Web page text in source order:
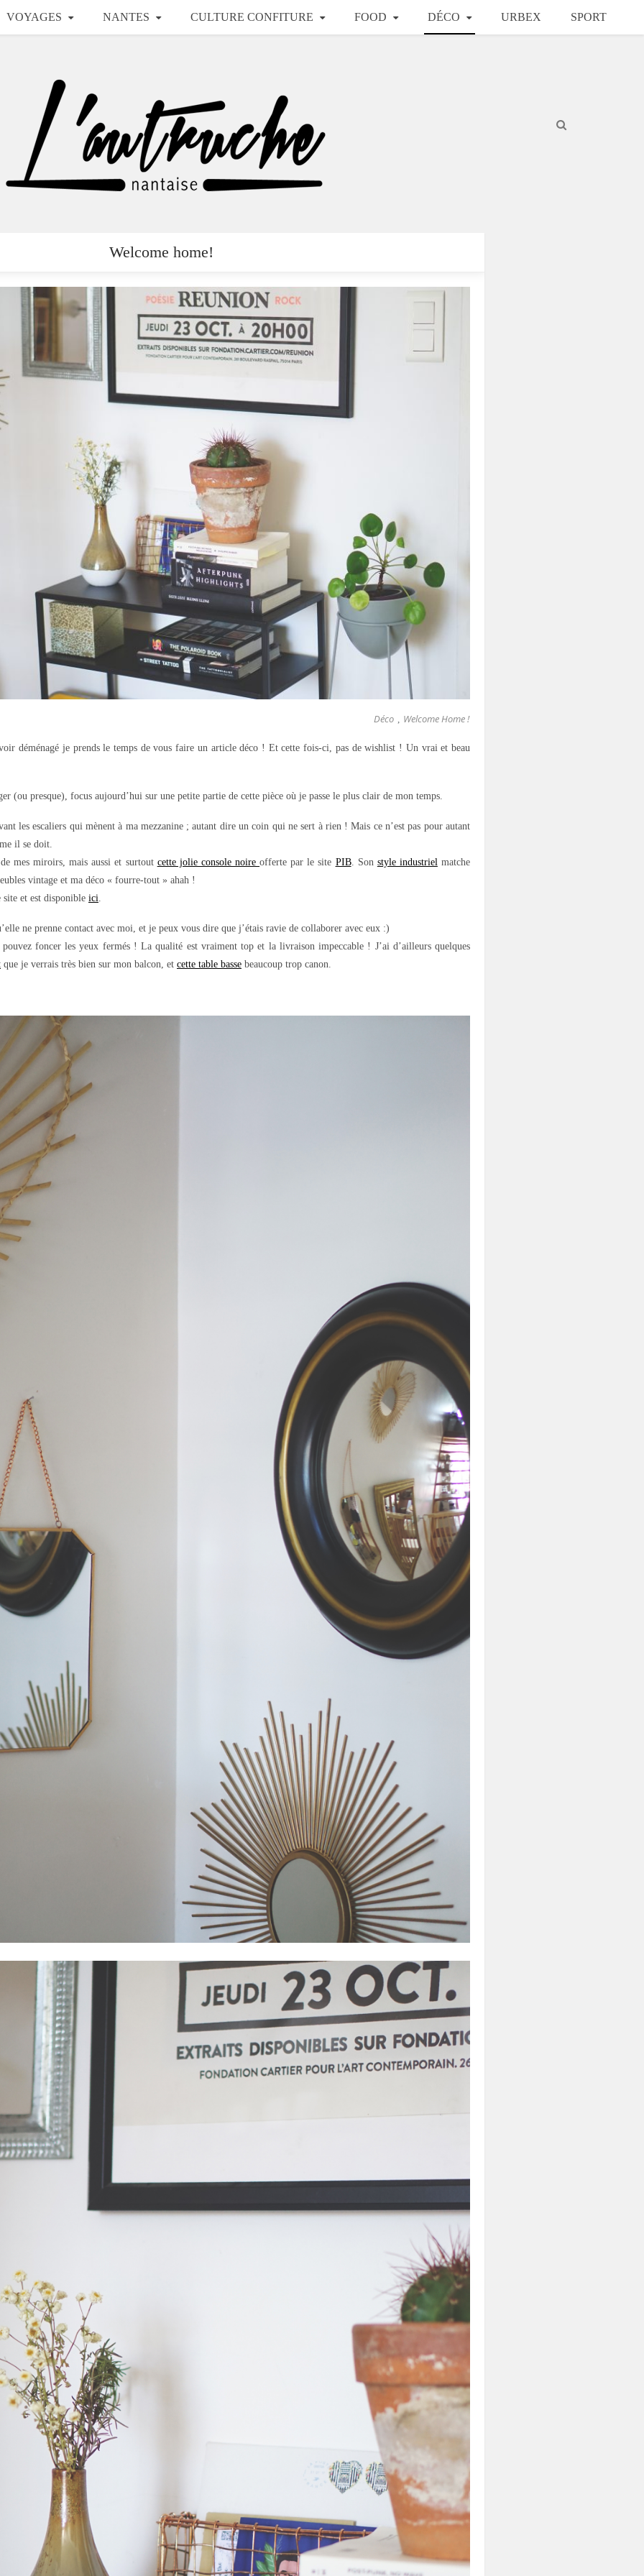
VOYAGES NANTES CULTURE CONFITURE FOOD DÉCO URBEX SPORT
Welcome home!
Déco Welcome Home !
déménagé je prends le temps de vous faire un article déco ! Et cette fois-ci, pas de wishlist ! Un vrai et beau
(ou presque), focus aujourd’hui sur une petite partie de cette pièce où je passe le plus clair de mon temps.
les escaliers qui mènent à ma mezzanine ; autant dire un coin qui ne sert à rien ! Mais ce n’est pas pour autant
il se doit.
mes miroirs, mais aussi et surtout cette jolie console noireofferte par le site PIB. Son style industriel matche
vintage et ma déco « fourre-tout » ahah !
site et est disponible ici
ne prenne contact avec moi, et je peux vous dire que j’étais ravie de collaborer avec eux :)
pouvez foncer les yeux fermés ! La qualité est vraiment top et la livraison impeccable ! J’ai d’ailleurs quelques
que je verrais très bien sur mon balcon, et cette table basse beaucoup trop canon.